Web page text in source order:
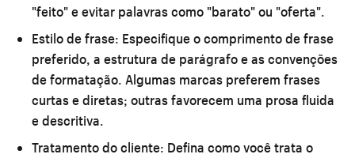
"feito" e evitar palavras como "barato" ou "oferta".
Estilo de frase: Especifique o comprimento de frase
preferido, a estrutura de parágrafo e as convenções
de formatação. Algumas marcas preferem frases
curtas e diretas; outras favorecem uma prosa fluida
e descritiva.
Tratamento do cliente: Defina como você trata o